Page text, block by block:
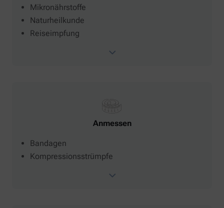
Mikronährstoffe
Naturheilkunde
Reiseimpfung
Anmessen
Bandagen
Kompressionsstrümpfe